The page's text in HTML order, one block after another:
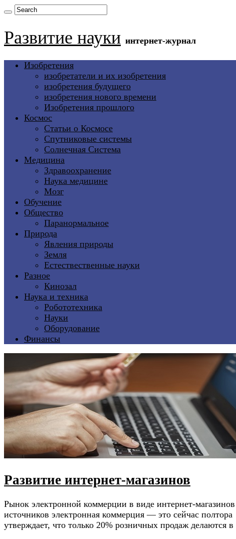
Развитие науки интернет-журнал
Изобретения
изобретатели и их изобретения
изобретения будущего
изобретения нового времени
Изобретения прошлого
Космос
Статьи о Космосе
Спутниковые системы
Солнечная Система
Медицина
Здравоохранение
Наука медицине
Мозг
Обучение
Общество
Паранормальное
Природа
Явления природы
Земля
Естествественные науки
Разное
Кинозал
Наука и техника
Робототехника
Науки
Оборудование
Финансы
Развитие интернет-магазинов
Рынок электронной коммерции в виде интернет-
источников электронная коммерция — это сейчас
утверждает, что только 20% розничных продаж